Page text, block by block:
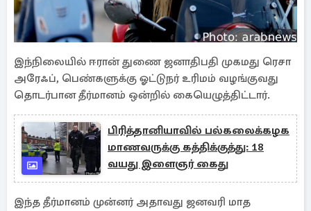
இந்நிலையில் ஈரான் துணை ஜனாதிபதி முகமது ரெசா
அரேஃப், பெண்களுக்கு ஓட்டுநர் உரிமம் வழங்குவது
தொடர்பான தீர்மானம் ஒன்றில் கையெழுத்திட்டார்.
பிரித்தானியாவில் பல்கலைக்கழக
மாணவருக்கு கத்திக்குத்து: 18
வயது இளைஞர் கைது
இந்த தீர்மானம் முன்னர் அதாவது ஜனவரி மாத